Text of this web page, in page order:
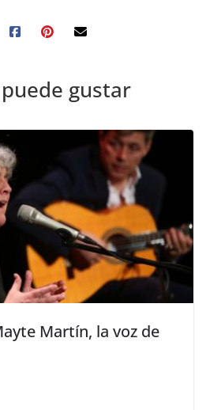
gustar
Martín, la voz de